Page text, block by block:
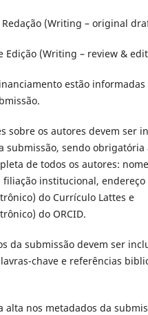
Redação (Writing – original
Edição (Writing – review &
estão informadas
sobre os autores devem ser
submissão, sendo obrigatória
de todos os autores:
institucional, endereço
do Currículo Lattes e
do ORCID.
da submissão devem ser
chave e referências
alta nos metadados da